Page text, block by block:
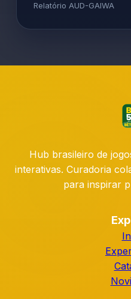
Relatório AUD-GAIWA
Hub brasileiro de
interativas. Curadoria
para inspirar